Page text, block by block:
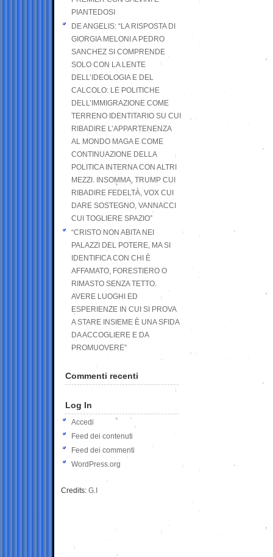
PIANTEDOSI
DE ANGELIS: “LA RISPOSTA DI
GIORGIA MELONI A PEDRO
SANCHEZ SI COMPRENDE
SOLO CON LA LENTE
DELL’IDEOLOGIA E DEL
CALCOLO: LE POLITICHE
DELL’IMMIGRAZIONE COME
TERRENO IDENTITARIO SU CUI
RIBADIRE L’APPARTENENZA
AL MONDO MAGA E COME
CONTINUAZIONE DELLA
POLITICA INTERNA CON ALTRI
MEZZI. INSOMMA, TRUMP CUI
RIBADIRE FEDELTÀ, VOX CUI
DARE SOSTEGNO, VANNACCI
CUI TOGLIERE SPAZIO”
“CRISTO NON ABITA NEI
PALAZZI DEL POTERE, MA SI
IDENTIFICA CON CHI È
AFFAMATO, FORESTIERO O
RIMASTO SENZA TETTO.
AVERE LUOGHI ED
ESPERIENZE IN CUI SI PROVA
A STARE INSIEME È UNA SFIDA
DA ACCOGLIERE E DA
PROMUOVERE”
Commenti recenti
Log In
Accedi
Feed dei contenuti
Feed dei commenti
WordPress.org
Credits: G.I